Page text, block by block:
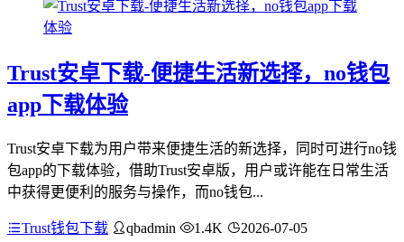
Trust安卓下载-便捷生活新选择，no钱包
app下载体验
Trust安卓下载为用户带来便捷生活的新选择，同时可进行no钱
包app的下载体验，借助Trust安卓版，用户或许能在日常生活
中获得更便利的服务与操作，而no钱包...
Trust钱包下载 qbadmin 1.4K 2026-07-05